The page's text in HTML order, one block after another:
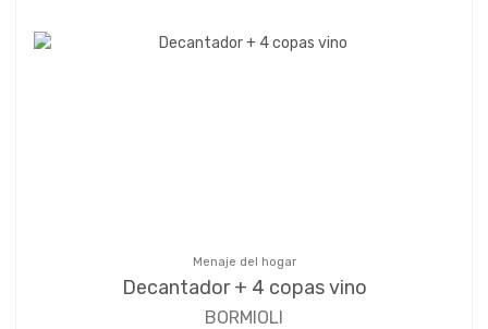
Menaje del hogar
Decantador + 4 copas vino
BORMIOLI